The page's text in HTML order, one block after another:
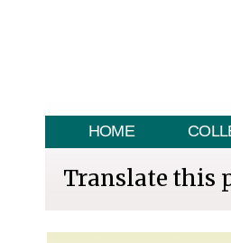
HOME
Translate this